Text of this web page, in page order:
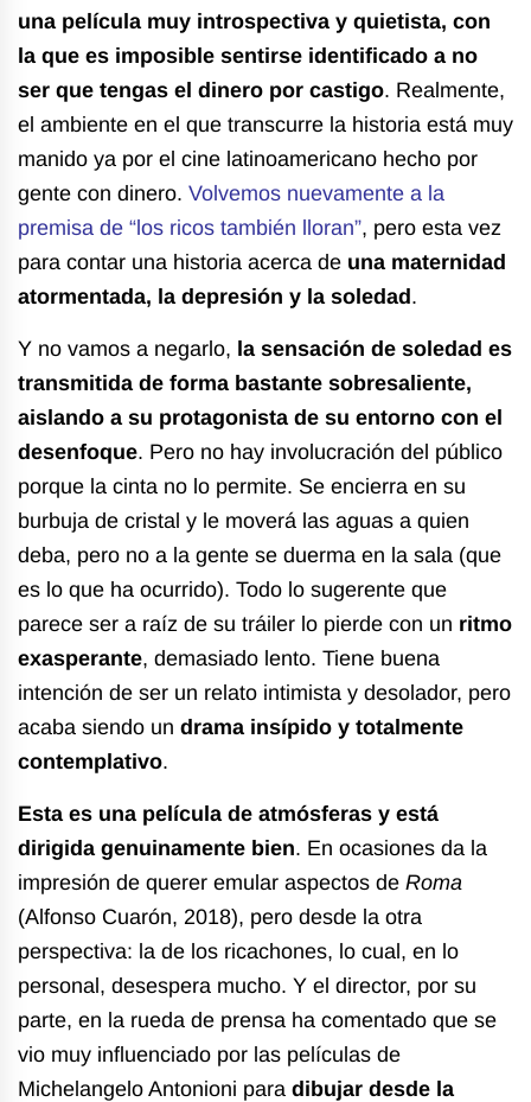
una película muy introspectiva y quietista, con
la que es imposible sentirse identificado a no
ser que tengas el dinero por castigo. Realmente,
el ambiente en el que transcurre la historia está muy
manido ya por el cine latinoamericano hecho por
gente con dinero. Volvemos nuevamente a la
premisa de “los ricos también lloran”, pero esta vez
para contar una historia acerca de una maternidad
atormentada, la depresión y la soledad.
Y no vamos a negarlo, la sensación de soledad es
transmitida de forma bastante sobresaliente,
aislando a su protagonista de su entorno con el
desenfoque. Pero no hay involucración del público
porque la cinta no lo permite. Se encierra en su
burbuja de cristal y le moverá las aguas a quien
deba, pero no a la gente se duerma en la sala (que
es lo que ha ocurrido). Todo lo sugerente que
parece ser a raíz de su tráiler lo pierde con un ritmo
exasperante, demasiado lento. Tiene buena
intención de ser un relato intimista y desolador, pero
acaba siendo un drama insípido y totalmente
contemplativo.
Esta es una película de atmósferas y está
dirigida genuinamente bien. En ocasiones da la
impresión de querer emular aspectos de Roma
(Alfonso Cuarón, 2018), pero desde la otra
perspectiva: la de los ricachones, lo cual, en lo
personal, desespera mucho. Y el director, por su
parte, en la rueda de prensa ha comentado que se
vio muy influenciado por las películas de
Michelangelo Antonioni para dibujar desde la